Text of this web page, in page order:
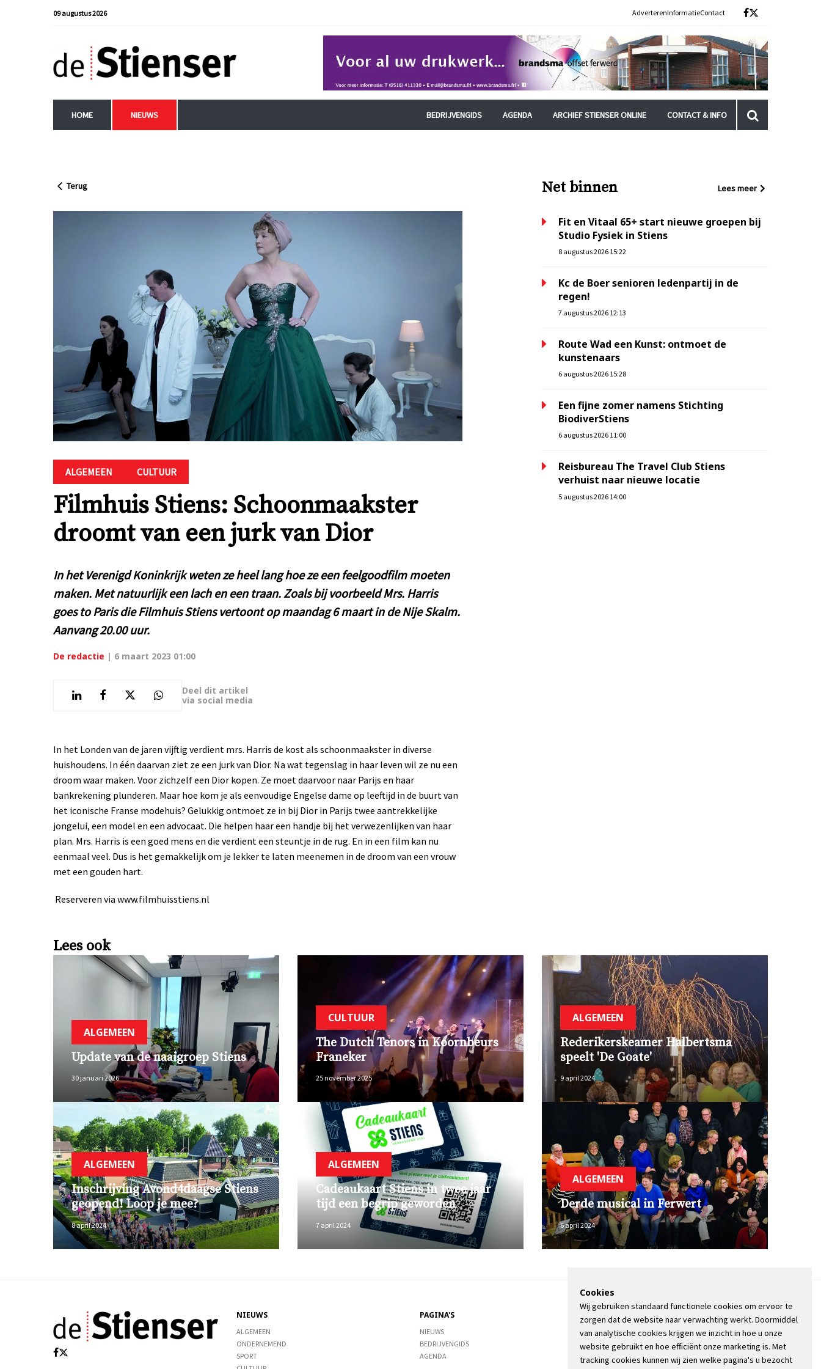
09 augustus 2026 AdverterenInformatieContact
HOME NIEUWS BEDRIJVENGIDS AGENDA ARCHIEF STIENSER ONLINE CONTACT & INFO
Terug
ALGEMEEN CULTUUR
Filmhuis Stiens: Schoonmaakster
droomt van een jurk van Dior
In het Verenigd Koninkrijk weten ze heel lang hoe ze een feelgoodfilm moeten
maken. Met natuurlijk een lach en een traan. Zoals bij voorbeeld Mrs. Harris
goes to Paris die Filmhuis Stiens vertoont op maandag 6 maart in de Nije Skalm.
Aanvang 20.00 uur.
De redactie | 6 maart 2023 01:00
Deel dit artikel
via social media
In het Londen van de jaren vijftig verdient mrs. Harris de kost als schoonmaakster in diverse
huishoudens. In één daarvan ziet ze een jurk van Dior. Na wat tegenslag in haar leven wil ze nu een
droom waar maken. Voor zichzelf een Dior kopen. Ze moet daarvoor naar Parijs en haar
bankrekening plunderen. Maar hoe kom je als eenvoudige Engelse dame op leeftijd in de buurt van
het iconische Franse modehuis? Gelukkig ontmoet ze in bij Dior in Parijs twee aantrekkelijke
jongelui, een model en een advocaat. Die helpen haar een handje bij het verwezenlijken van haar
plan. Mrs. Harris is een goed mens en die verdient een steuntje in de rug. En in een film kan nu
eenmaal veel. Dus is het gemakkelijk om je lekker te laten meenemen in de droom van een vrouw
met een gouden hart.
Reserveren via www.filmhuisstiens.nl
Net binnen Lees meer
Fit en Vitaal 65+ start nieuwe groepen bij
Studio Fysiek in Stiens
8 augustus 2026 15:22
Kc de Boer senioren ledenpartij in de
regen!
7 augustus 2026 12:13
Route Wad een Kunst: ontmoet de
kunstenaars
6 augustus 2026 15:28
Een fijne zomer namens Stichting
BiodiverStiens
6 augustus 2026 11:00
Reisbureau The Travel Club Stiens
verhuist naar nieuwe locatie
5 augustus 2026 14:00
Lees ook
ALGEMEEN
Update van de naaigroep Stiens
30 januari 2026
CULTUUR
The Dutch Tenors in Koornbeurs
Franeker
25 november 2025
ALGEMEEN
Rederikerskeamer Halbertsma
speelt 'De Goate'
9 april 2024
ALGEMEEN
Inschrijving Avond4daagse Stiens
geopend! Loop je mee?
8 april 2024
ALGEMEEN
Cadeaukaart Stiens in twee jaar
tijd een begrip geworden
7 april 2024
ALGEMEEN
Derde musical in Ferwert
6 april 2024
NIEUWS
ALGEMEEN
ONDERNEMEND
SPORT
PAGINA'S
NIEUWS
BEDRIJVENGIDS
AGENDA
OVER DE STIENSER
CONTACT
ADVERTEREN
INFORMATIE
Cookies
Wij gebruiken standaard functionele cookies om ervoor te
zorgen dat de website naar verwachting werkt. Doormiddel
van analytische cookies krijgen we inzicht in hoe u onze
website gebruikt en hoe efficiënt onze marketing is. Met
tracking cookies kunnen wij zien welke pagina's u bezocht